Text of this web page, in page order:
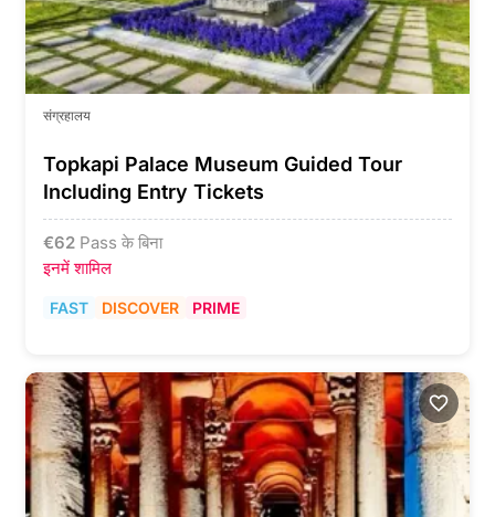
संग्रहालय
Topkapi Palace Museum Guided Tour
Including Entry Tickets
€62 Pass के बिना
इनमें शामिल
FAST DISCOVER PRIME